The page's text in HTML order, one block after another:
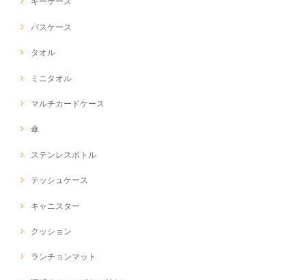
パスケース
タオル
ミニタオル
マルチカードケース
傘
ステンレスボトル
テッシュケース
キャニスター
クッション
ランチョンマット